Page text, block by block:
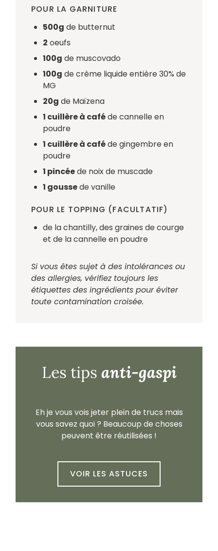
POUR LA GARNITURE
500g de butternut
2 oeufs
100g de muscovado
100g de crème liquide entière 30% de
MG
20g de Maïzena
1 cuillère à caféde cannelle en
poudre
1 cuillère à caféde gingembre en
poudre
1 pincéede noix de muscade
1 goussede vanille
POUR LE TOPPING (FACULTATIF)
de la chantilly, des graines de courge
et de la cannelle en poudre
Si vous êtes sujet à des intolérances ou
des allergies, vérifiez toujours les
étiquettes des ingrédients pour éviter
toute contamination croisée.
Les tips anti-gaspi
Eh je vous vois jeter plein de trucs mais
vous savez quoi ? Beaucoup de choses
peuvent être réutilisées !
VOIR LES ASTUCES